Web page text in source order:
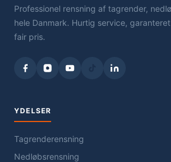
Professionel rensning af tagrender,
hele Danmark. Hurtig service,
fair pris.
YDELSER
Tagrenderensning
Nedløbsrensning